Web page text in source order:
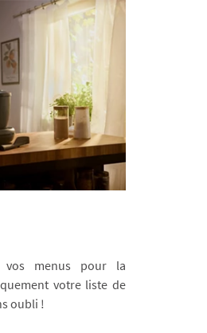
vos menus pour la
votre liste de
oubli !